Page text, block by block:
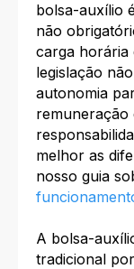
bolsa-auxílio
não
carga horária
legislação
autonomia
remuneração
melhor as
nosso guia
A bolsa-
tradicional